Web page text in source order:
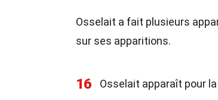
Osselait a fait plusieurs
sur ses apparitions.
16 Osselait apparaît pour